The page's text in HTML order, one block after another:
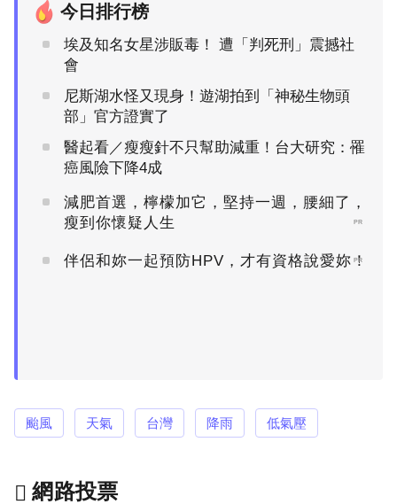
今日排行榜
埃及知名女星涉販毒！ 遭「判死刑」震撼社
會
尼斯湖水怪又現身！遊湖拍到「神秘生物頭
部」官方證實了
醫起看／瘦瘦針不只幫助減重！台大研究：罹
癌風險下降4成
減肥首選，檸檬加它，堅持一週，腰細了，
瘦到你懷疑人生
PR
伴侶和妳一起預防HPV，才有資格說愛妳！
PR
颱風 天氣 台灣 降雨 低氣壓
網路投票